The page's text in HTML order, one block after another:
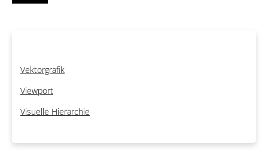
Vektorgrafik
Viewport
Visuelle Hierarchie